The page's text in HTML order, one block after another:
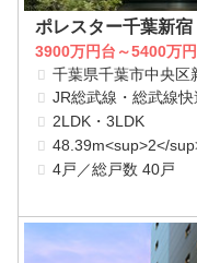
ポレスター千葉新宿
3900万円台～5400万円
千葉県千葉市中央区
JR総武線・総武線
2LDK・3LDK
48.39m<sup>2</
4戸／総戸数 40戸